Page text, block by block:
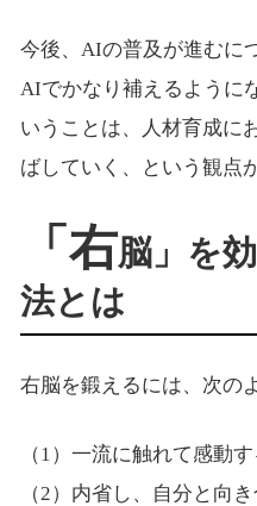
今後、AIの普及が進むに
AIでかなり補えるように
いうことは、人材育成に
ばしていく、という観点
「右脳」を
法とは
右脳を鍛えるには、次の
（1）一流に触れて感動す
（2）内省し、自分と向き